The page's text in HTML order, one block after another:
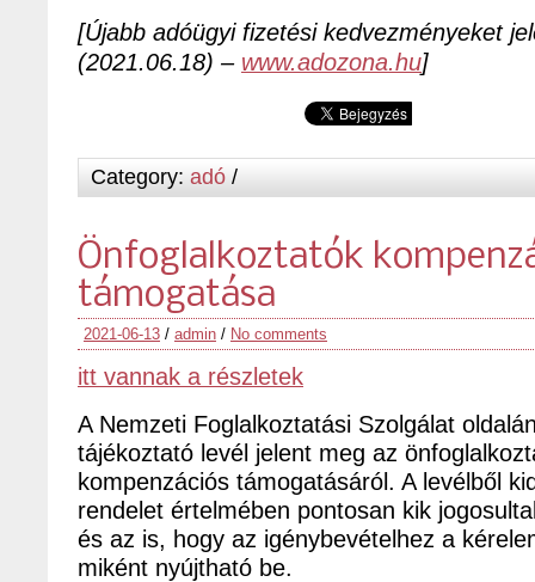
[Újabb adóügyi fizetési kedvezményeket
(2021.06.18) – www.adozona.hu]
Category: adó /
Önfoglalkoztatók
támogatása
2021-06-13 / admin / No comments
itt vannak a részletek
A Nemzeti Foglalkoztatási Szolgálat
tájékoztató levél jelent meg az
kompenzációs támogatásáról. A levélből
rendelet értelmében pontosan kik
és az is, hogy az igénybevételhez a
miként nyújtható be.